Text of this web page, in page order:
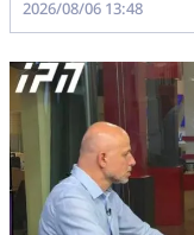
2026/08/06 13:48